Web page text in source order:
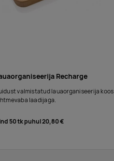
Recharge
valmistatud lauaorganiseerija koos
laadijaga.
50 tk puhul20,80 €